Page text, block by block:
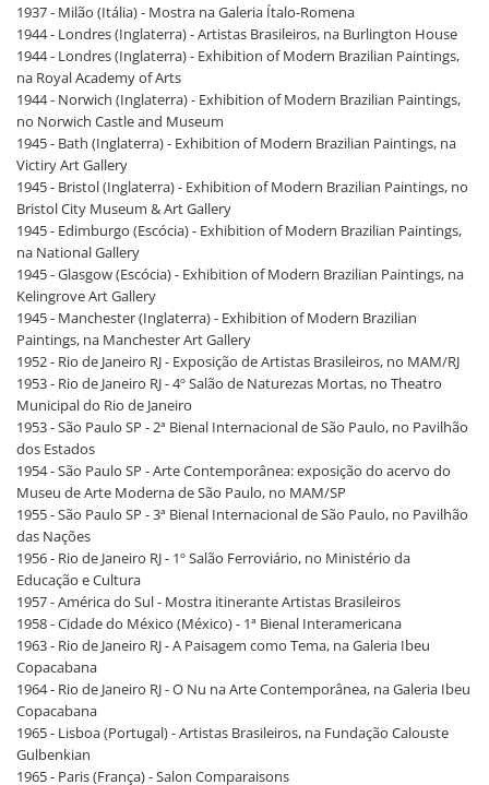
1937 - Milão (Itália) - Mostra na Galeria Ítalo-Romena
1944 - Londres (Inglaterra) - Artistas Brasileiros, na Burlington House
1944 - Londres (Inglaterra) - Exhibition of Modern Brazilian Paintings,
na Royal Academy of Arts
1944 - Norwich (Inglaterra) - Exhibition of Modern Brazilian Paintings,
no Norwich Castle and Museum
1945 - Bath (Inglaterra) - Exhibition of Modern Brazilian Paintings, na
Victiry Art Gallery
1945 - Bristol (Inglaterra) - Exhibition of Modern Brazilian Paintings, no
Bristol City Museum & Art Gallery
1945 - Edimburgo (Escócia) - Exhibition of Modern Brazilian Paintings,
na National Gallery
1945 - Glasgow (Escócia) - Exhibition of Modern Brazilian Paintings, na
Kelingrove Art Gallery
1945 - Manchester (Inglaterra) - Exhibition of Modern Brazilian
Paintings, na Manchester Art Gallery
1952 - Rio de Janeiro RJ - Exposição de Artistas Brasileiros, no MAM/RJ
1953 - Rio de Janeiro RJ - 4º Salão de Naturezas Mortas, no Theatro
Municipal do Rio de Janeiro
1953 - São Paulo SP - 2ª Bienal Internacional de São Paulo, no Pavilhão
dos Estados
1954 - São Paulo SP - Arte Contemporânea: exposição do acervo do
Museu de Arte Moderna de São Paulo, no MAM/SP
1955 - São Paulo SP - 3ª Bienal Internacional de São Paulo, no Pavilhão
das Nações
1956 - Rio de Janeiro RJ - 1º Salão Ferroviário, no Ministério da
Educação e Cultura
1957 - América do Sul - Mostra itinerante Artistas Brasileiros
1958 - Cidade do México (México) - 1ª Bienal Interamericana
1963 - Rio de Janeiro RJ - A Paisagem como Tema, na Galeria Ibeu
Copacabana
1964 - Rio de Janeiro RJ - O Nu na Arte Contemporânea, na Galeria Ibeu
Copacabana
1965 - Lisboa (Portugal) - Artistas Brasileiros, na Fundação Calouste
Gulbenkian
1965 - Paris (França) - Salon Comparaisons